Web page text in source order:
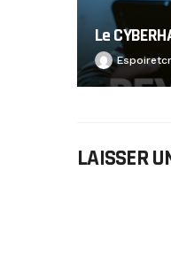
Le
LAISSER